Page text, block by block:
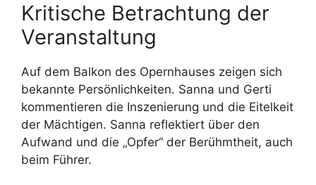
Kritische Betrachtung der
Veranstaltung
Auf dem Balkon des Opernhauses zeigen sich
bekannte Persönlichkeiten. Sanna und Gerti
kommentieren die Inszenierung und die Eitelkeit
der Mächtigen. Sanna reflektiert über den
Aufwand und die „Opfer“ der Berühmtheit, auch
beim Führer.